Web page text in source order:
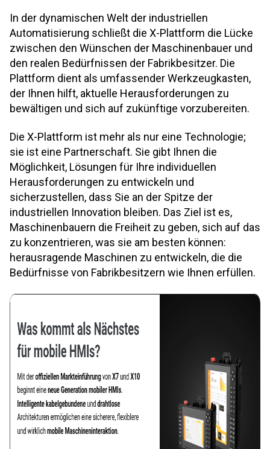
In der dynamischen Welt der industriellen
Automatisierung schließt die X-Plattform die Lücke
zwischen den Wünschen der Maschinenbauer und
den realen Bedürfnissen der Fabrikbesitzer. Die
Plattform dient als umfassender Werkzeugkasten,
der Ihnen hilft, aktuelle Herausforderungen zu
bewältigen und sich auf zukünftige vorzubereiten.
Die X-Plattform ist mehr als nur eine Technologie;
sie ist eine Partnerschaft. Sie gibt Ihnen die
Möglichkeit, Lösungen für Ihre individuellen
Herausforderungen zu entwickeln und
sicherzustellen, dass Sie an der Spitze der
industriellen Innovation bleiben. Das Ziel ist es,
Maschinenbauern die Freiheit zu geben, sich auf das
zu konzentrieren, was sie am besten können:
herausragende Maschinen zu entwickeln, die die
Bedürfnisse von Fabrikbesitzern wie Ihnen erfüllen.